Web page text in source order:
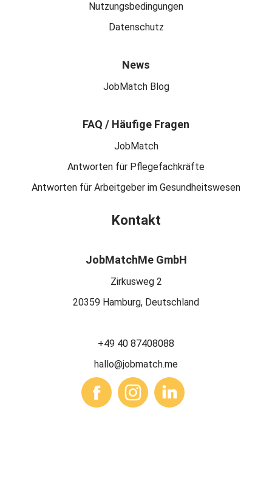
Nutzungsbedingungen
Datenschutz
News
JobMatch Blog
FAQ / Häufige Fragen
JobMatch
Antworten für Pflegefachkräfte
Antworten für Arbeitgeber im Gesundheitswesen
Kontakt
JobMatchMe GmbH
Zirkusweg 2
20359 Hamburg, Deutschland
+49 40 87408088
hallo@jobmatch.me